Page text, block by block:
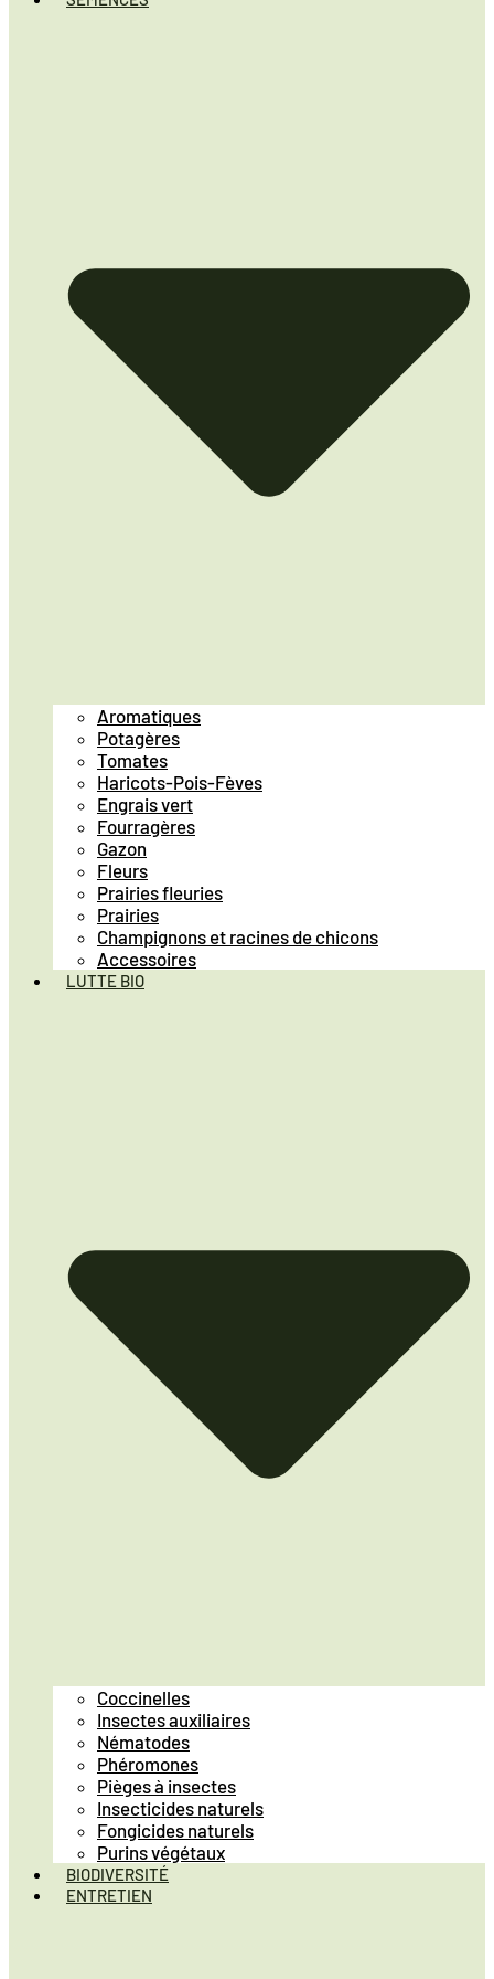
Aromatiques
Potagères
Tomates
Haricots-Pois-Fèves
Engrais vert
Fourragères
Gazon
Fleurs
Prairies fleuries
Prairies
Champignons et racines de chicons
Accessoires
LUTTE BIO
Coccinelles
Insectes auxiliaires
Nématodes
Phéromones
Pièges à insectes
Insecticides naturels
Fongicides naturels
Purins végétaux
BIODIVERSITÉ
ENTRETIEN